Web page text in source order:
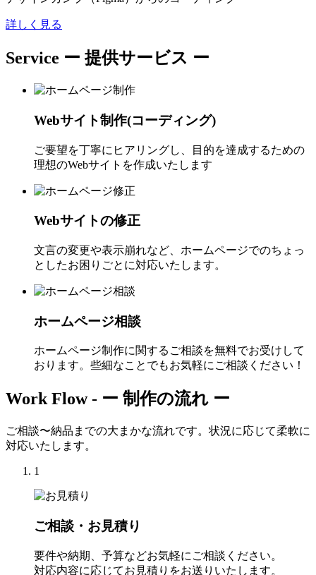
詳しく見る
Service ー 提供サービス ー
Webサイト制作(コーディング)
ご要望を丁寧にヒアリングし、目的を達成するための
理想のWebサイトを作成いたします
Webサイトの修正
文言の変更や表示崩れなど、ホームページでのちょっ
としたお困りごとに対応いたします。
ホームページ相談
ホームページ制作に関するご相談を無料でお受けして
おります。些細なことでもお気軽にご相談ください！
Work Flow - ー 制作の流れ ー
ご相談〜納品までの大まかな流れです。状況に応じて柔軟に
対応いたします。
1
ご相談・お見積り
要件や納期、予算などお気軽にご相談ください。
対応内容に応じてお見積りをお送りいたします。